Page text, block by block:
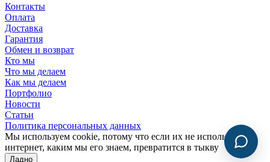
Контакты
Оплата
Доставка
Гарантия
Обмен и возврат
Кто мы
Что мы делаем
Как мы делаем
Портфолио
Новости
Статьи
Политика персональных данных
Мы используем cookie, потому что если их не использовать,
интернет, каким мы его знаем, превратится в тыкву
Ладно